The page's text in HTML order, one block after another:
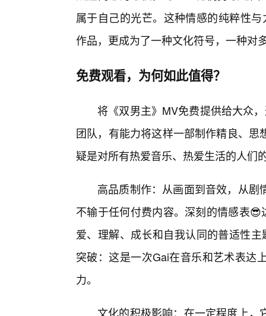
属于自己的光芒。这种情感的纯粹性
作品，更成为了一种文化符号，一种对
免费观看，为何如此值得？
将《双男主》MV免费提供给大众
团队，有能力将这样一部制作精良、
疑是对所有热爱音乐、热爱生活的人们
高品质制作：从画面到音效，从
不输于任何付费内容。深刻的情感表
爱、理解、成长和自我认同的普适性
突破：这是一次Gai在音乐和艺术表达
力。
文化的积极影响：在一定程度上，